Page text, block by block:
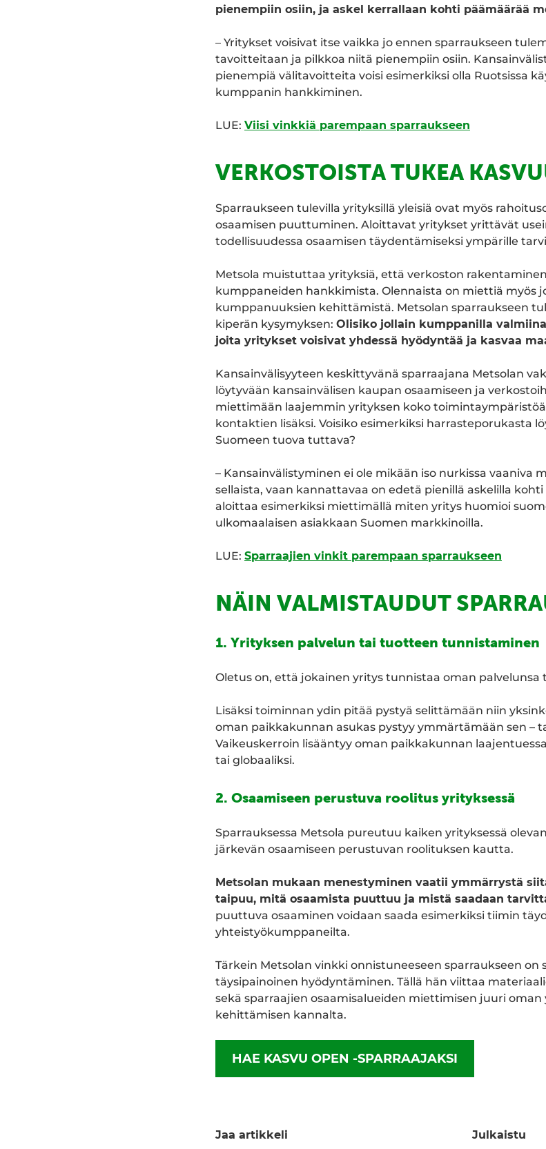
pienempiin osiin, ja askel kerrallaan kohti päämäärää
– Yritykset voisivat itse vaikka jo ennen sparraukseen
tavoitteitaan ja pilkkoa niitä pienempiin osiin.
pienempiä välitavoitteita voisi esimerkiksi olla Ruotsissa
kumppanin hankkiminen.
LUE: Viisi vinkkiä parempaan sparraukseen
VERKOSTOISTA TUKEA
Sparraukseen tulevilla yrityksillä yleisiä ovat myös
osaamisen puuttuminen. Aloittavat yritykset yrittävät
todellisuudessa osaamisen täydentämiseksi ympärille
Metsola muistuttaa yrityksiä, että verkoston
kumppaneiden hankkimista. Olennaista on miettiä myös
kumppanuuksien kehittämistä. Metsolan sparraukseen
kiperän kysymyksen: Olisiko jollain kumppanilla
joita yritykset voisivat yhdessä hyödyntää ja kasvaa
Kansainvälisyyteen keskittyvänä sparraajana Metsolan
löytyvään kansainvälisen kaupan osaamiseen ja
miettimään laajemmin yrityksen koko
kontaktien lisäksi. Voisiko esimerkiksi harrasteporukasta
Suomeen tuova tuttava?
– Kansainvälistyminen ei ole mikään iso nurkissa vaaniva
sellaista, vaan kannattavaa on edetä pienillä askelilla
aloittaa esimerkiksi miettimällä miten yritys huomioi
ulkomaalaisen asiakkaan Suomen markkinoilla.
LUE: Sparraajien vinkit parempaan sparraukseen
NÄIN VALMISTAUDUT
1. Yrityksen palvelun tai tuotteen tunnistaminen
Oletus on, että jokainen yritys tunnistaa oman palvelunsa
Lisäksi toiminnan ydin pitää pystyä selittämään niin
oman paikkakunnan asukas pystyy ymmärtämään sen –
Vaikeuskerroin lisääntyy oman paikkakunnan
tai globaaliksi.
2. Osaamiseen perustuva roolitus yrityksessä
Sparrauksessa Metsola pureutuu kaiken yrityksessä
järkevän osaamiseen perustuvan roolituksen kautta.
Metsolan mukaan menestyminen vaatii ymmärrystä
taipuu, mitä osaamista puuttuu ja mistä saadaan
puuttuva osaaminen voidaan saada esimerkiksi tiimin
yhteistyökumppaneilta.
Tärkein Metsolan vinkki onnistuneeseen sparraukseen on
täysipainoinen hyödyntäminen. Tällä hän viittaa
sekä sparraajien osaamisalueiden miettimisen juuri
kehittämisen kannalta.
HAE KASVU OPEN -SPARRAAJAKSI
Jaa artikkeli
Julkaistu